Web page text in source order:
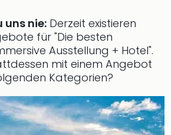
uns nie: Derzeit existieren
für "Die besten
Ausstellung + Hotel".
mit einem Angebot
Kategorien?